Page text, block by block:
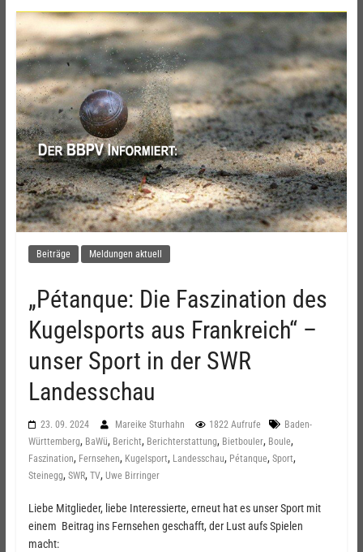
Beiträge Meldungen aktuell
„Pétanque: Die Faszination des
Kugelsports aus Frankreich“ –
unser Sport in der SWR
Landesschau
23. 09. 2024 Mareike Sturhahn 1822 Aufrufe
Baden-
Württemberg, BaWü, Bericht, Berichterstattung, Bietbouler, Boule,
Faszination, Fernsehen, Kugelsport, Landesschau, Pétanque, Sport,
Steinegg, SWR, TV, Uwe Birringer
Liebe Mitglieder, liebe Interessierte, erneut hat es unser Sport mit
einem Beitrag ins Fernsehen geschafft, der Lust aufs Spielen
macht: